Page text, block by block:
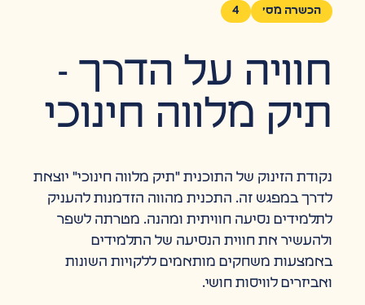
הכשרה מס׳ 4
חוויה על הדרך -
תיק מלווה חינוכי
נקודת הזינוק של התוכנית "תיק מלווה חינוכי" יוצאת
לדרך במפגש זה. התכנית מהווה הזדמנות להעניק
לתלמידים נסיעה חוויתית ומהנה. מטרתה לשפר
ולהעשיר את חווית הנסיעה של התלמידים
באמצעות משחקים מותאמים ללקויות השונות
ואביזרים לוויסות חושי.